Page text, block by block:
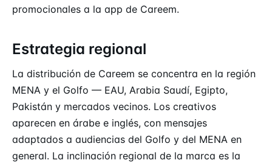
promocionales a la app de Careem.
Estrategia regional
La distribución de Careem se concentra en la región
MENA y el Golfo — EAU, Arabia Saudí, Egipto,
Pakistán y mercados vecinos. Los creativos
aparecen en árabe e inglés, con mensajes
adaptados a audiencias del Golfo y del MENA en
general. La inclinación regional de la marca es la